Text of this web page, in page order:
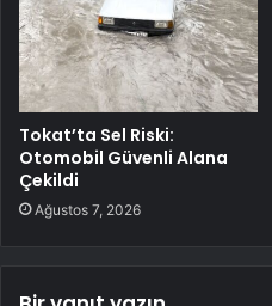
Tokat’ta Sel Riski:
Otomobil Güvenli Alana
Çekildi
Ağustos 7, 2026